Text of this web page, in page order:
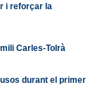
i reforçar la
Carles-Tolrà
durant el primer